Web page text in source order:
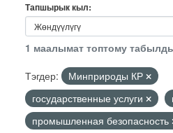
Тапшырык кыл
1 маалымат топтому
Тэгдер:
Минприроды КР
государственные услуги
промышленная безопасность